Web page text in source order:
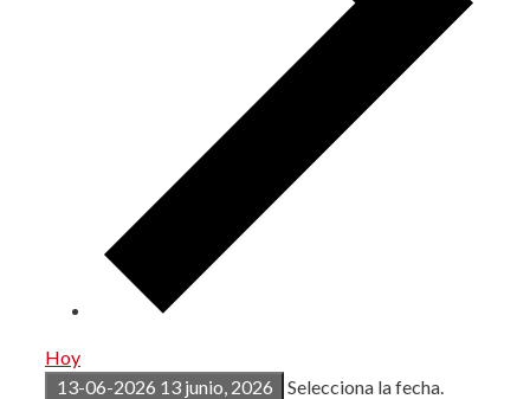
Hoy
13-06-2026 13 junio, 2026 Selecciona la fecha.